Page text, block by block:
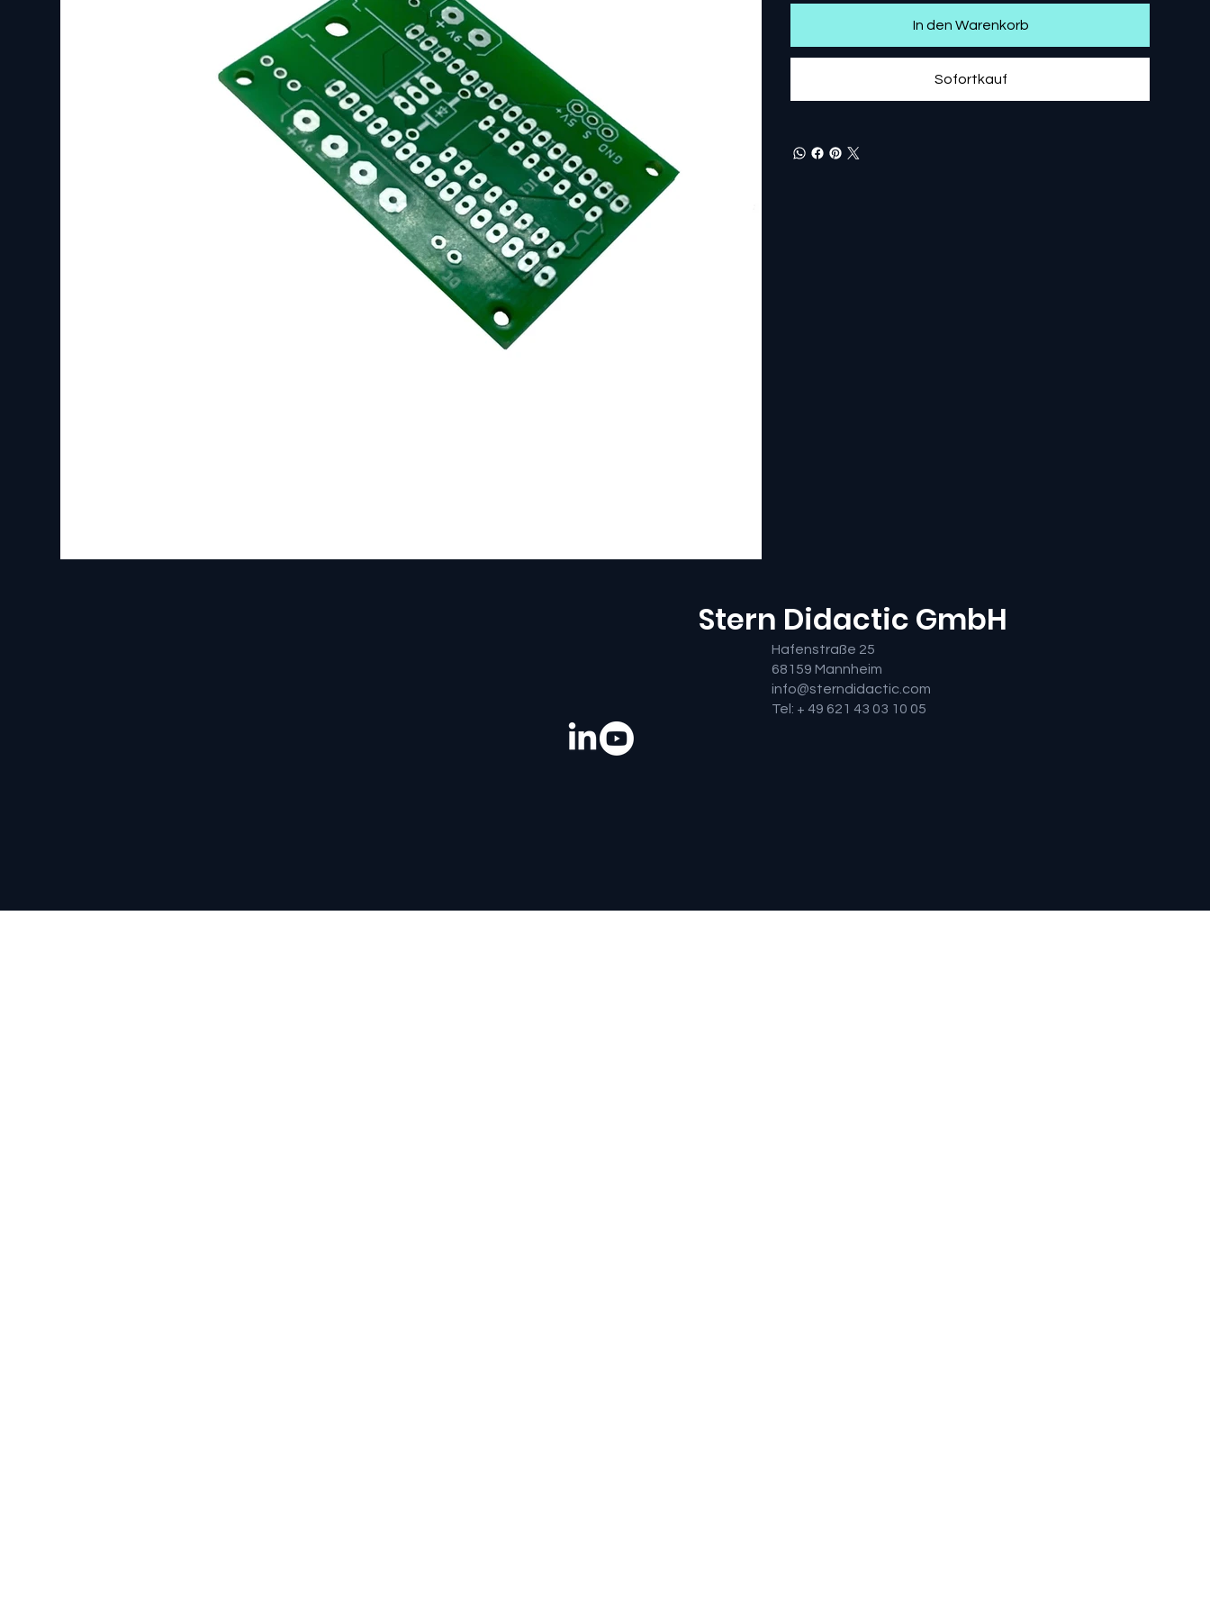
In den Warenkorb
Sofortkauf
Stern Didactic GmbH
Hafenstraße 25
68159 Mannheim
info@sterndidactic.com
Tel: + 49 621 43 03 10 05